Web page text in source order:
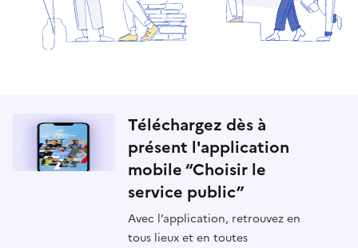
Téléchargez dès à
présent l'application
mobile “Choisir le
service public”
Avec l’application, retrouvez en
tous lieux et en toutes